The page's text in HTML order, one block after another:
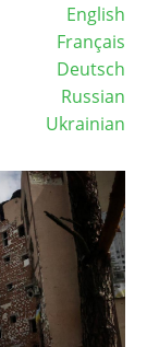
English
Français
Deutsch
Russian
Ukrainian